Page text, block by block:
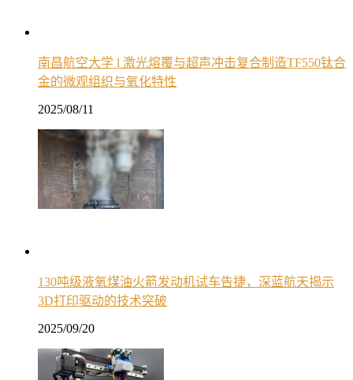
南昌航空大学 l 激光熔覆与超声冲击复合制造TF550钛合
金的微观组织与氧化特性
2025/08/11
130吨级液氧煤油火箭发动机试车告捷，深蓝航天揭示
3D打印驱动的技术突破
2025/09/20